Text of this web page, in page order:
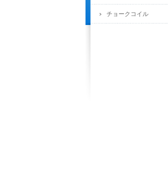
チョークコイル